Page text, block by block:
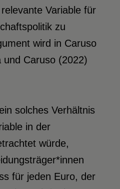
Variable für
zu
wird in Caruso
und Caruso (2022)
solches Verhältnis
in der
würde,
für jeden Euro, der